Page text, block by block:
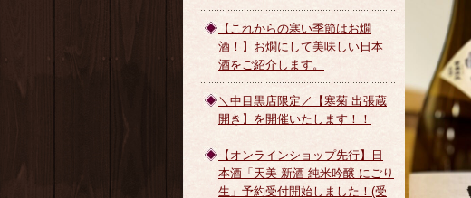
【これからの寒い季節はお燗
酒！】お燗にして美味しい日本
酒をご紹介します。
＼中目黒店限定／【寒菊 出張蔵
開き】を開催いたします！！
【オンラインショップ先行】日
本酒「天美 新酒 純米吟醸 にごり
生」予約受付開始しました！(受